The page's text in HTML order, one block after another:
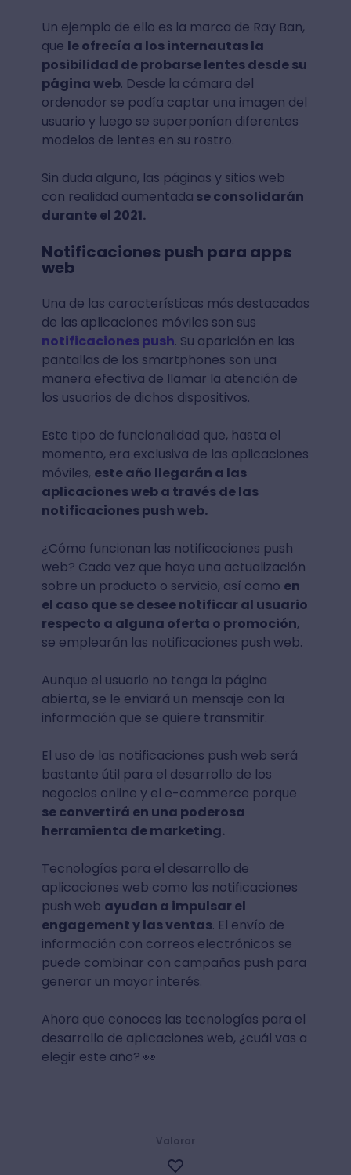
Un ejemplo de ello es la marca de Ray Ban,
que le ofrecía a los internautas la
posibilidad de probarse lentes desde su
página web. Desde la cámara del
ordenador se podía captar una imagen del
usuario y luego se superponían diferentes
modelos de lentes en su rostro.
Sin duda alguna, las páginas y sitios web
con realidad aumentada se consolidarán
durante el 2021.
Notificaciones push para apps
web
Una de las características más destacadas
de las aplicaciones móviles son sus
notificaciones push. Su aparición en las
pantallas de los smartphones son una
manera efectiva de llamar la atención de
los usuarios de dichos dispositivos.
Este tipo de funcionalidad que, hasta el
momento, era exclusiva de las aplicaciones
móviles, este año llegarán a las
aplicaciones web a través de las
notificaciones push web.
¿Cómo funcionan las notificaciones push
web? Cada vez que haya una actualización
sobre un producto o servicio, así como en
el caso que se desee notificar al usuario
respecto a alguna oferta o promoción,
se emplearán las notificaciones push web.
Aunque el usuario no tenga la página
abierta, se le enviará un mensaje con la
información que se quiere transmitir.
El uso de las notificaciones push web será
bastante útil para el desarrollo de los
negocios online y el e-commerce porque
se convertirá en una poderosa
herramienta de marketing.
Tecnologías para el desarrollo de
aplicaciones web como las notificaciones
push web ayudan a impulsar el
engagement y las ventas. El envío de
información con correos electrónicos se
puede combinar con campañas push para
generar un mayor interés.
Ahora que conoces las tecnologías para el
desarrollo de aplicaciones web, ¿cuál vas a
elegir este año? 👀
Valorar